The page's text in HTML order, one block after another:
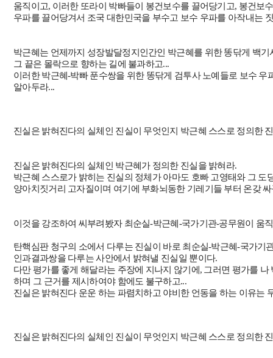
움직이고, 이러한 또라이 박빠들이 봉건보수를 끌어당기고, 봉건보
우파를 끌어당겨서 조국 대한민국을 부수고 보수 우파를 아작내는
박근혜는 언제까지 성장발달정지인간인 박근혜를 위한 똥닦게 백
그 끝은 몰락으로 향하는 길에 불과하고...
이러한 박근혜-박빠 푼수쌍을 위한 똥닦게 검투사 노예들로 보수 우
알아두라...
진실은 밝혀진다의 실체인 진실이 무엇인지 박근혜 스스로 정의한
진실은 밝혀진다의 실체인 박근혜가 정의한 진실을 밝혀라.
박근혜 스스로가 밝히는 진실의 정체가 아마도 호빠 고영태와 그 도
양아치짓거리 고자질이며 여기에 부화뇌동한 기레기들 부터 온갖
이것을 강조하여 씨부려봤자 최순실-박근혜-국가기관-공무원이 움
탄핵심판 청구의 소에서 다루는 진실이 바로 최순실-박근혜-국가기
인과결과쌍을 다루는 사안에서 밝혀낼 진실일 뿐이다.
다만 평가를 좋게 해달라는 주장에 지나지 않기에, 그러면 평가를
하며 그 근거를 제시하여야 함에도 불구하고...
진실은 밝혀진다 운운 하는 파렴치하고 야비한 언동을 하는 이유는
진실은 밝혀진다의 실체인 진실이 무엇인지 박근혜 스스로 정의한